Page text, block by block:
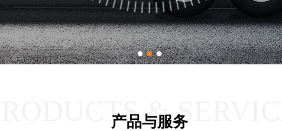
PRODUCTS &
产品与服务